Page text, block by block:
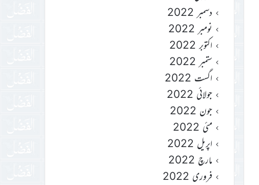
دسمبر 2022
نومبر 2022
اکتوبر 2022
ستمبر 2022
اگست 2022
جولائی 2022
جون 2022
مئی 2022
اپریل 2022
مارچ 2022
فروری 2022